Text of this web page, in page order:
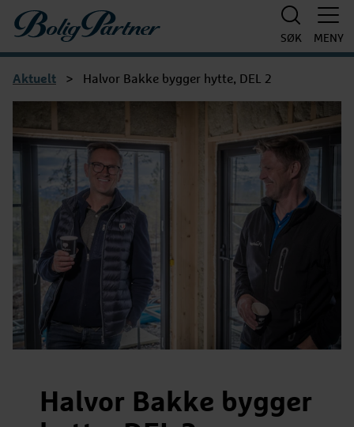
Boligpartner
SØK MENY
Aktuelt > Halvor Bakke bygger hytte, DEL 2
Halvor Bakke bygger